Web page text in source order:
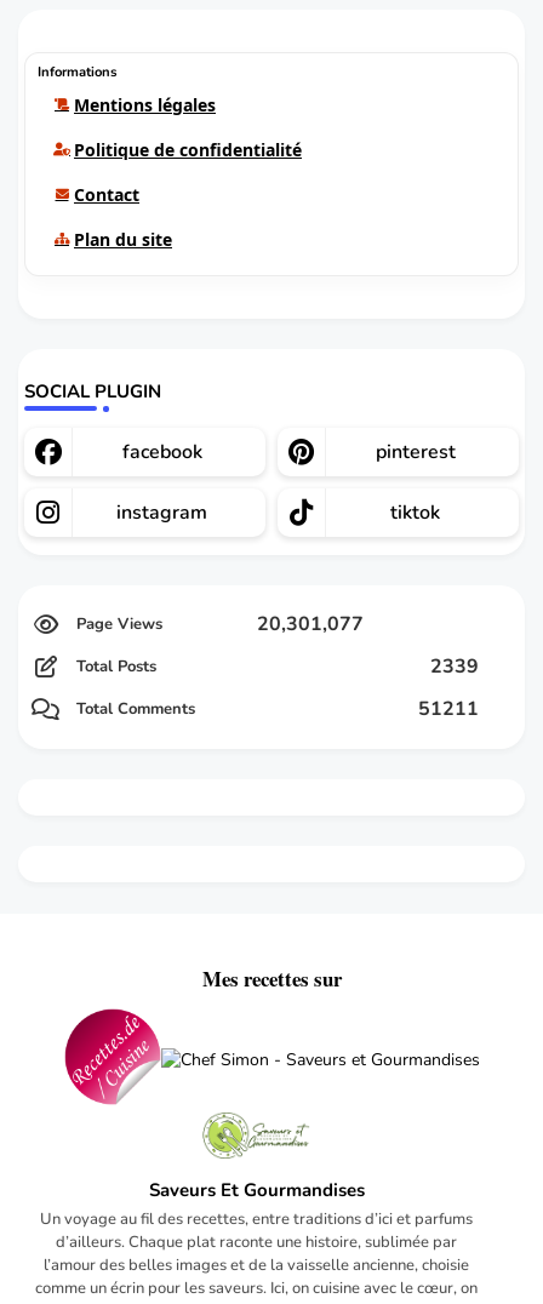
Informations
Mentions légales
Politique de confidentialité
Contact
Plan du site
SOCIAL PLUGIN
facebook pinterest
instagram tiktok
20,301,077
Total Posts 2339
Total Comments 51211
Mes recettes sur
Saveurs Et Gourmandises
Un voyage au fil des recettes, entre traditions d’ici et parfums
d’ailleurs. Chaque plat raconte une histoire, sublimée par
l’amour des belles images et de la vaisselle ancienne, choisie
comme un écrin pour les saveurs. Ici, on cuisine avec le cœur, on